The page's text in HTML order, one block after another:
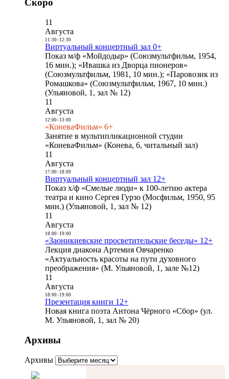
Скоро
11
Августа
11:30- 12:30
Виртуальный концертный зал 0+
Показ м/ф «Мойдодыр» (Союзмультфильм, 1954,
16 мин.); «Ивашка из Дворца пионеров»
(Союзмультфильм, 1981, 10 мин.); «Паровозик из
Ромашкова» (Союзмультфильм, 1967, 10 мин.)
(Ульяновой, 1, зал № 12)
11
Августа
12:00- 13:00
«КоневаФильм» 6+
Занятие в мультипликационной студии
«КоневаФильм» (Конева, 6, читальный зал)
11
Августа
17:00- 18:00
Виртуальный концертный зал 12+
Показ х/ф «Смелые люди» к 100-летию актера
театра и кино Сергея Гурзо (Мосфильм, 1950, 95
мин.) (Ульяновой, 1, зал № 12)
11
Августа
18:00- 19:00
«Заоникиевские просветительские беседы» 12+
Лекция диакона Артемия Овчаренко
«Актуальность красоты на пути духовного
преображения» (М. Ульяновой, 1, зале №12)
11
Августа
18:00- 19:00
Презентация книги 12+
Новая книга поэта Антона Чёрного «Сбор» (ул.
М. Ульяновой, 1, зал № 20)
Архивы
Архивы